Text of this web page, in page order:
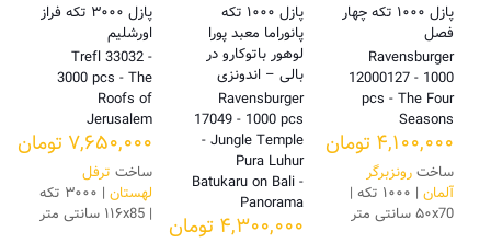
پازل ۱۰۰۰ تکه چهار
فصل
Ravensburger
12000127 - 1000
pcs - The Four
Seasons
۴,۱۰۰,۰۰۰ تومان
ساخترونزبرگر
آلمان
| ۱۰۰۰ تکه |
۵۰x70 سانتی متر
پازل ۱۰۰۰ تکه
پانوراما معبد پورا
لوهور باتوکارو در
بالی – اندونزی
Ravensburger
17049 - 1000 pcs
- Jungle Temple
Pura Luhur
Batukaru on Bali -
Panorama
۴,۳۰۰,۰۰۰ تومان
پازل ۳۰۰۰ تکه فراز
اورشلیم
Trefl 33032 -
3000 pcs - The
Roofs of
Jerusalem
۷,۶۵۰,۰۰۰ تومان
ساخت ترفل
لهستان
| ۳۰۰۰ تکه
| ۱۱۶x85 سانتی متر